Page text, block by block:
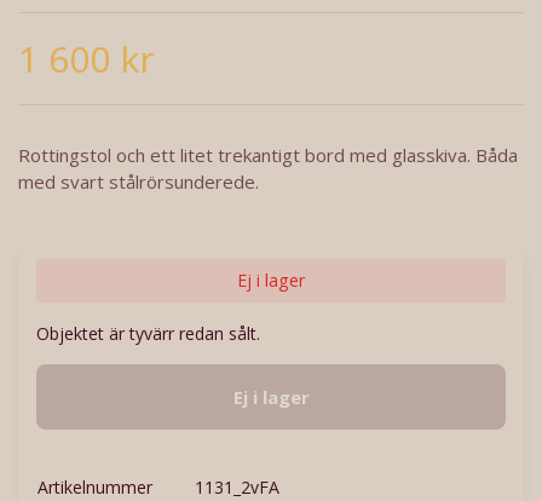
1 600 kr
Rottingstol och ett litet trekantigt bord med glasskiva. Båda
med svart stålrörsunderede.
Ej i lager
Objektet är tyvärr redan sålt.
Ej i lager
Artikelnummer 1131_2vFA